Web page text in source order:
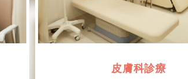
皮膚科診療